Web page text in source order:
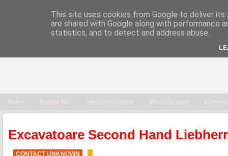
Home Despre Noi Vreau sa cumpar Vreau sa vand
Excavatoare Second Hand
CONTACT UNKNOWN
This site uses cookies from Google to deliver
are shared with Google along with performance
statistics, and to detect and address abuse.